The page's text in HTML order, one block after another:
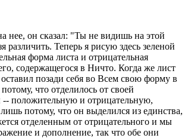
нее, он сказал: "Ты не видишь на этой
различить. Теперь я рисую здесь зеленой
форма листа и отрицательная
содержащегося в Ничто. Когда же лист
позади себя во Всем свою форму в
что отделилось от своей
-- положительную и отрицательную,
потому, что он выделился из единства,
отделенным от отрицательного и мы
и дополнение, так что обе они